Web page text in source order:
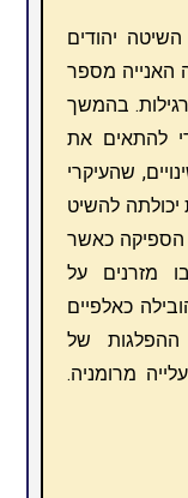
יהודים
האנייה מספר
בהמשך
להתאים את
שהעיקרי
והגדלת יכולתה להשיט
לא הספיקה כאשר
מזרנים על
כאלפיים
1952 הופסקו ההפלגות של
מרומניה.